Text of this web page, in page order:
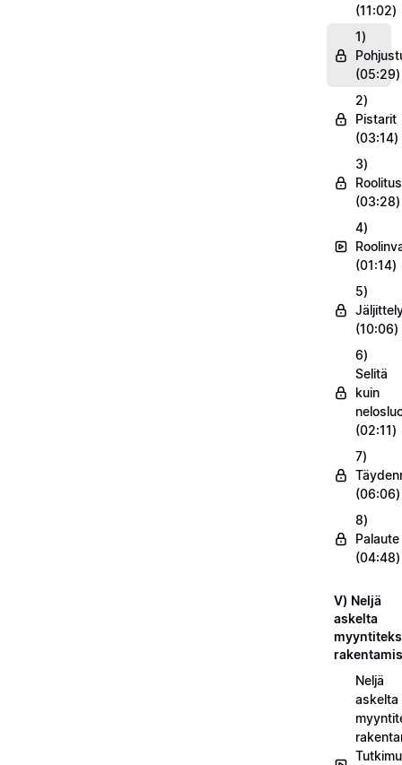
(11:02)
1)
(05:29)
2)
Pistarit
(03:14)
3)
Roolitus
(03:28)
4)
(01:14)
5)
(10:06)
6)
Selitä
kuin
(02:11)
7)
(06:06)
8)
Palaute
(04:48)
V) Neljä
askelta
Neljä
askelta